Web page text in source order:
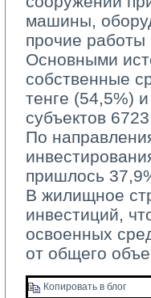
машины,
прочие работы
Основными
собственные
тенге (54,5%)
субъектов
По
пришлось
В жилищное
инвестиций,
освоенных
от общего
Копировать в блог